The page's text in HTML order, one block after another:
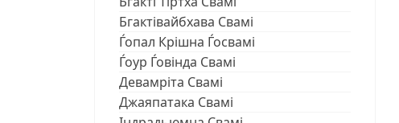
Бгактівайбхава Свамі
Ѓопал Крішна Ѓосвамі
Ѓоур Ѓовінда Свамі
Девамріта Свамі
Джаяпатака Свамі